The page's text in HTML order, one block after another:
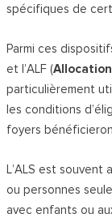
spécifiques de
Parmi ces
et l’ALF (
particulièrement
les conditions
foyers
L’ALS est souvent
ou personnes
avec enfants ou